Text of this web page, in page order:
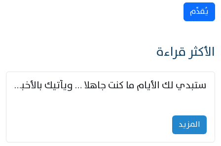
يُقدِّم
الأكثر قراءة
ستبدي لك الأيام ما كنت جاهلا … ويأتيك بالأخبار من لم تزوّد
المزید